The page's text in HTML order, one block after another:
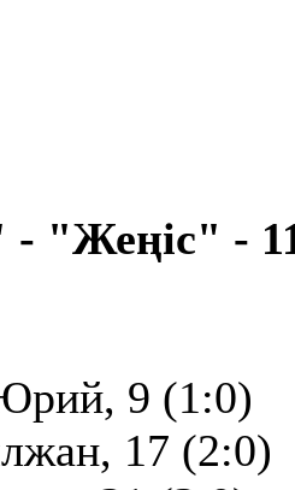
- "Жеңіс" -
9 (1:0)
17 (2:0)